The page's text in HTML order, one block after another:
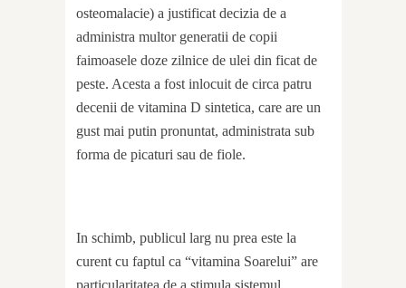
osteomalacie) a justificat decizia de a
administra multor generatii de copii
faimoasele doze zilnice de ulei din ficat de
peste. Acesta a fost inlocuit de circa patru
decenii de vitamina D sintetica, care are un
gust mai putin pronuntat, administrata sub
forma de picaturi sau de fiole.
In schimb, publicul larg nu prea este la
curent cu faptul ca “vitamina Soarelui” are